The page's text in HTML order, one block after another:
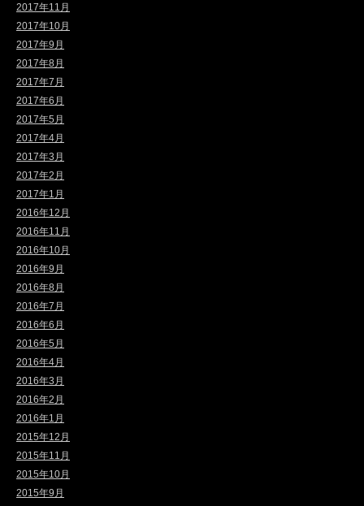
2017年11月
2017年10月
2017年9月
2017年8月
2017年7月
2017年6月
2017年5月
2017年4月
2017年3月
2017年2月
2017年1月
2016年12月
2016年11月
2016年10月
2016年9月
2016年8月
2016年7月
2016年6月
2016年5月
2016年4月
2016年3月
2016年2月
2016年1月
2015年12月
2015年11月
2015年10月
2015年9月